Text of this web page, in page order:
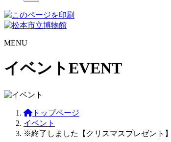
このページを印刷
MENU
イベントEVENT
トップページ
イベント
※終了しました【クリスマスプレゼント